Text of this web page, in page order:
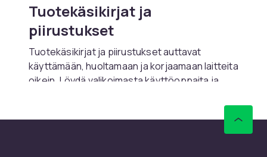
Tuotekäsikirjat ja
piirustukset
Tuotekäsikirjat ja piirustukset auttavat
käyttämään, huoltamaan ja korjaamaan laitteita
oikein. Löydä valikoimasta käyttöoppaita ja
Osta tuotekäsikirjoja ja
piirustuksia netistä CDONilta